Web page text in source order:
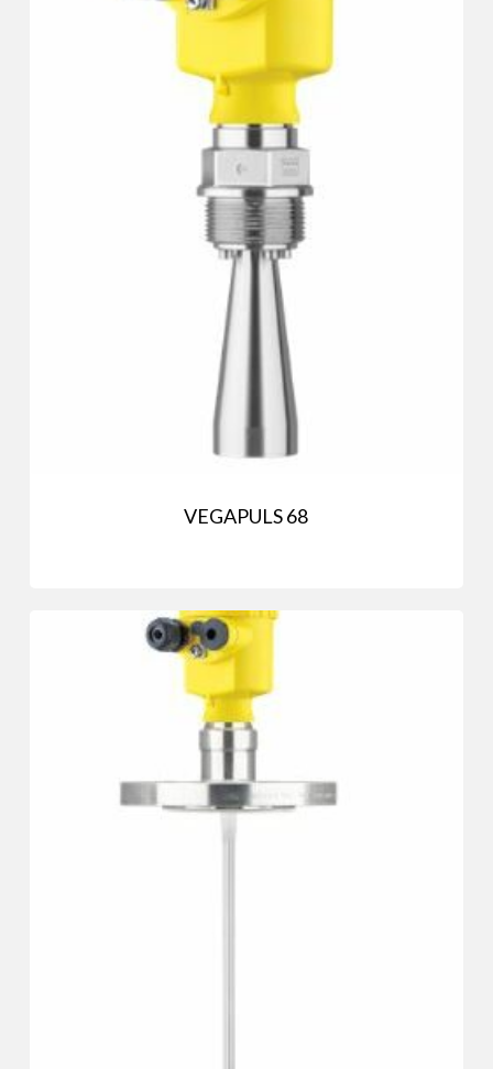
VEGAPULS 68